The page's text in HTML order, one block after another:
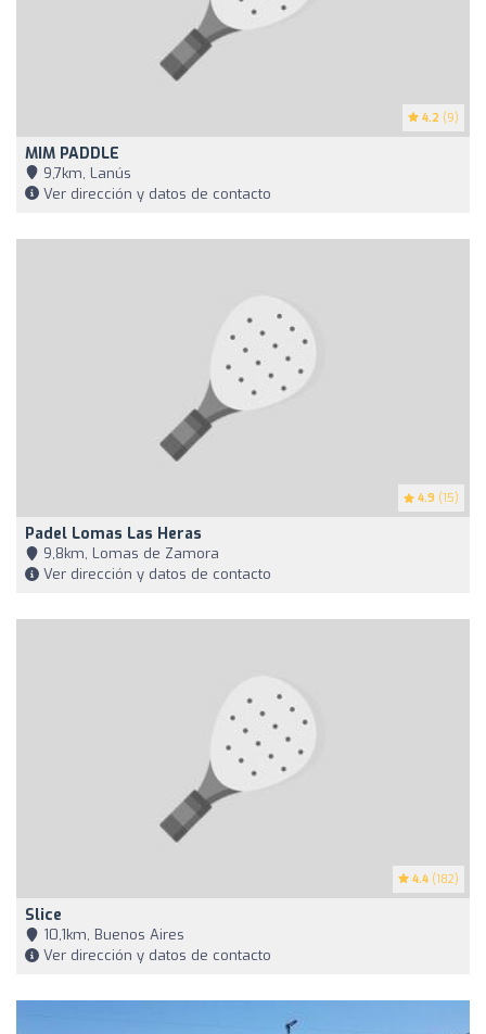
4.2 (9)
MIM PADDLE
9,7km, Lanús
Ver dirección y datos de contacto
4.9 (15)
Padel Lomas Las Heras
9,8km, Lomas de Zamora
Ver dirección y datos de contacto
4.4 (182)
Slice
10,1km, Buenos Aires
Ver dirección y datos de contacto